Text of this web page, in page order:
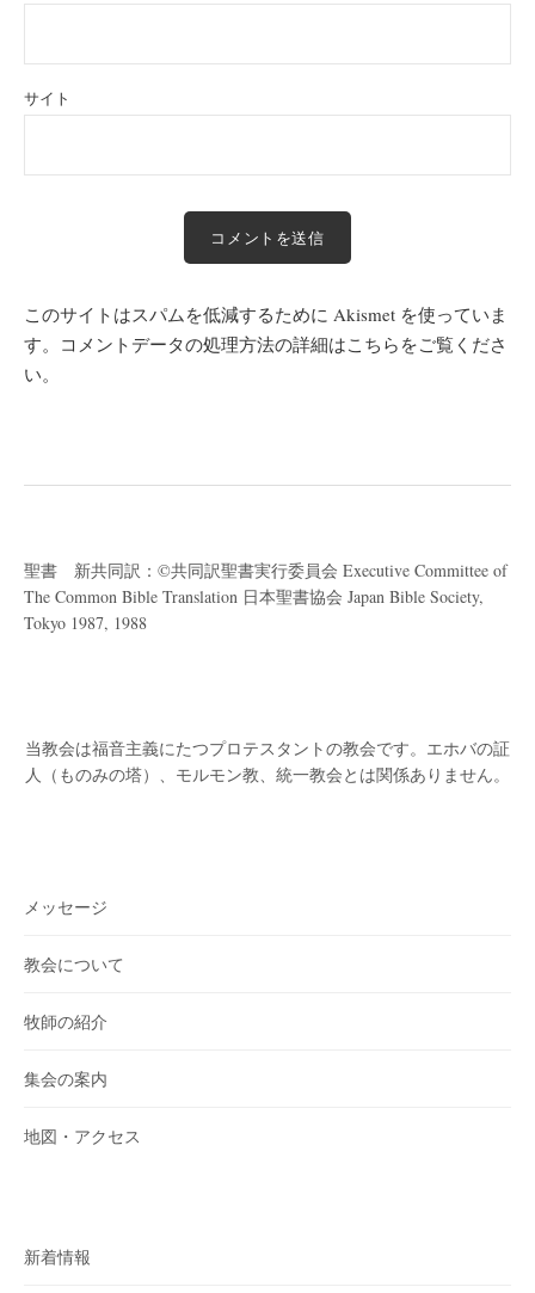
サイト
このサイトはスパムを低減するために Akismet を使っていま
す。 コメントデータの処理方法の詳細はこちらをご覧くださ
い。
聖書 新共同訳：©共同訳聖書実行委員会 Executive Committee of
The Common Bible Translation 日本聖書協会 Japan Bible Society,
Tokyo 1987, 1988
当教会は福音主義にたつプロテスタントの教会です。 エホバの証
人（ものみの塔）、モルモン教、統一教会とは関係ありません。
メッセージ
教会について
牧師の紹介
集会の案内
地図・アクセス
新着情報